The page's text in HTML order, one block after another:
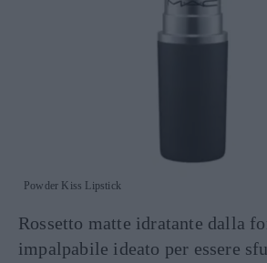
Powder Kiss Lipstick
Rossetto matte idratante dalla
impalpabile ideato per essere